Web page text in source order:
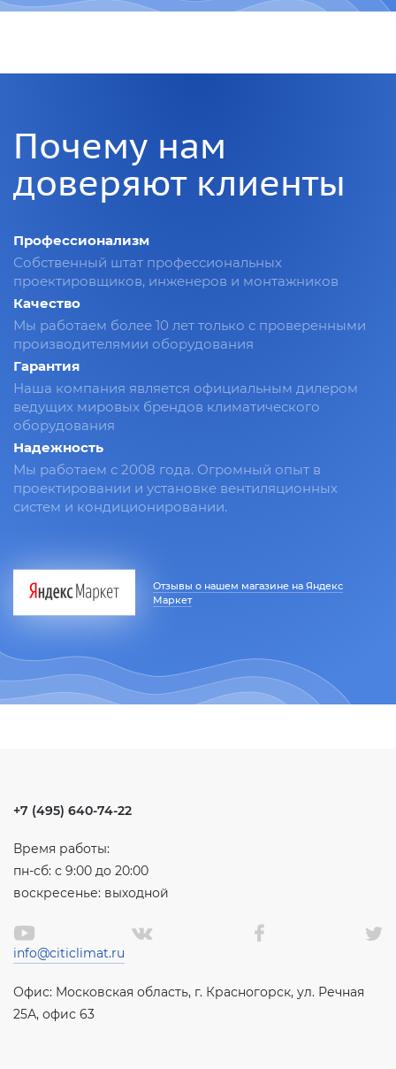
Почему нам
доверяют клиенты
Профессионализм
Собственный штат профессиональных
проектировщиков, инженеров и монтажников
Качество
Мы работаем более 10 лет только с проверенными
производителямии оборудования
Гарантия
Наша компания является официальным дилером
ведущих мировых брендов климатического
оборудования
Надежность
Мы работаем с 2008 года. Огромный опыт в
проектировании и установке вентиляционных
систем и кондиционировании.
Отзывы о нашем магазине на Яндекс
Маркет
+7 (495) 640-74-22
Время работы:
пн-сб: с 9:00 до 20:00
воскресенье: выходной
info@citiclimat.ru
Офис: Московская область, г. Красногорск, ул. Речная
25А, офис 63